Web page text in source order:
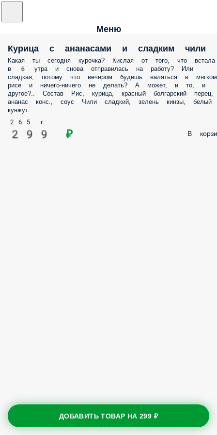
Меню
Курица с ананасами и сладким чили
Какая ты сегодня курочка? Кислая от того, что встала
в 6 утра и снова отправилась на работу? Или
сладкая, потому что вечером будешь валяться в мягком
рисе и ничего-ничего не делать? А может, и то, и
другое?.. Состав Рис, курица, красный болгарский перец,
ананас конс., соус Чили сладкий, зелень кинзы, белый
кунжут.
265 г.
299 ₽ В
ДОБАВИТЬ ТОВАР НА299 ₽